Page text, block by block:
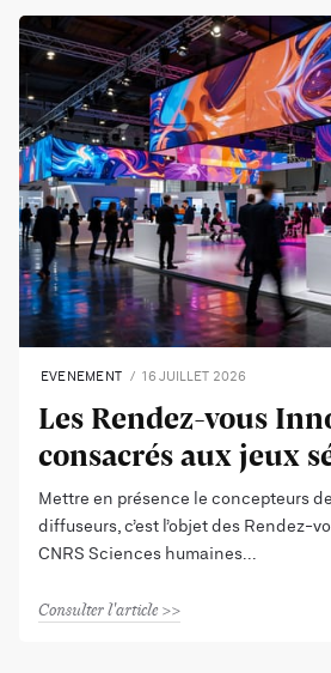
EVENEMENT 16 JUILLET 2026
Les Rendez-vous
consacrés aux jeux
Mettre en présence le concepteurs
diffuseurs, c’est l’objet des Rendez-
CNRS Sciences humaines
Consulter l'article